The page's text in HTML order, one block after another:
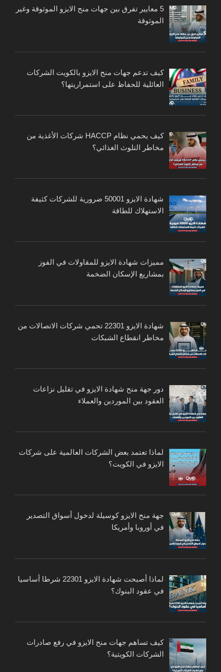
5 معايير تفرق بين جهات منح الايزو الموثوقة وغير
الموثوقة
كيف تدعم جهات منح الايزو بالكويت الشركات
العائلية للحفاظ على استمراريتها؟
كيف يحمي نظام HACCP شركات الأغذية من
مخاطر التلوث الغذائي؟
شهادة الايزو 50001 ضرورية للشركات كثيفة
الاستهلاك للطاقة
مميزات شهادة الايزو للمقاولات في الفوز
بمشاريع الإسكان الضخمة
شهادة الايزو 22301 تحمي شركات الاتصالات من
مخاطر انقطاع الشبكات
دور جهة منح شهادة الايزو في تقليل نزاعات
العقود بين الموردين والعملاء
لماذا تعتمد بعض الشركات العالمية على شركات
الايزو في الكويت؟
جهة منح الايزو كوسيلة لدخول أسواق التصدير
في أوروبا وأمريكا
لماذا أصبحت شهادة الايزو 22301 شرطا أساسيا
في عقود البنوك؟
كيف تساهم جهات منح الايزو في رفع صادرات
الشركات الكويتية؟